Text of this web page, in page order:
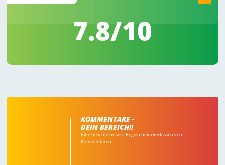
7.8/10
KOMMENTARE -
DEIN BEREICH!!
Bitte beachte unsere Regeln beim Verfassen von
Kommentaren.